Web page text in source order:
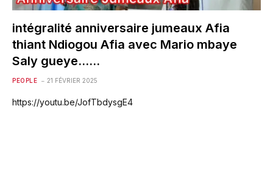
intégralité anniversaire jumeaux Afia
thiant Ndiogou Afia avec Mario mbaye
Saly gueye……
PEOPLE 21 FÉVRIER 2025
https://youtu.be/JofTbdysgE4